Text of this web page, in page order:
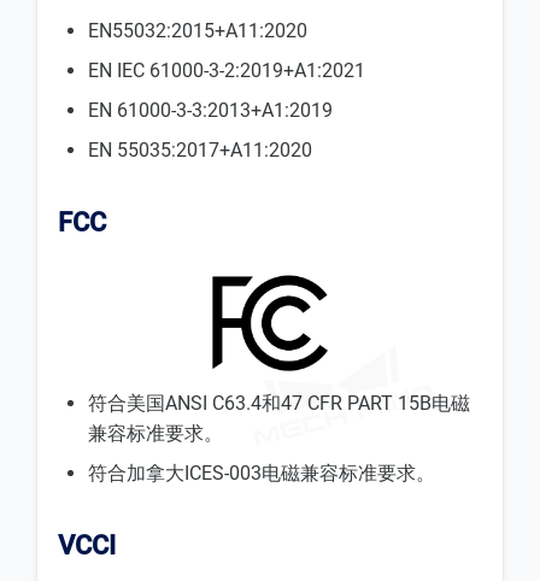
EN55032:2015+A11:2020
EN IEC 61000-3-2:2019+A1:2021
EN 61000-3-3:2013+A1:2019
EN 55035:2017+A11:2020
FCC
符合美国ANSI C63.4和47 CFR PART 15B电磁
兼容标准要求。
符合加拿大ICES-003电磁兼容标准要求。
VCCI